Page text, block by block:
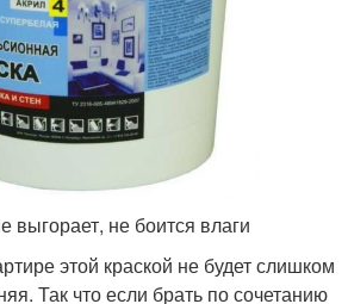
выгорает, не боится влаги
этой краской не будет слишком
Так что если брать по сочетанию